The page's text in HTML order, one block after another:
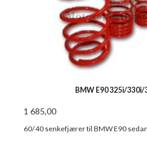
BMW E90 325i/
1 685,00
60/40 senkefjærer til BMW E90